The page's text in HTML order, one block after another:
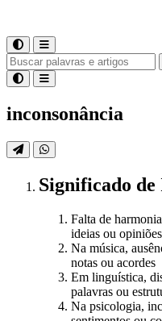
inconsonância
Significado de
Falta de
ideias ou opiniões
Na música,
notas ou acordes
Em linguística,
palavras ou
Na psicologia,